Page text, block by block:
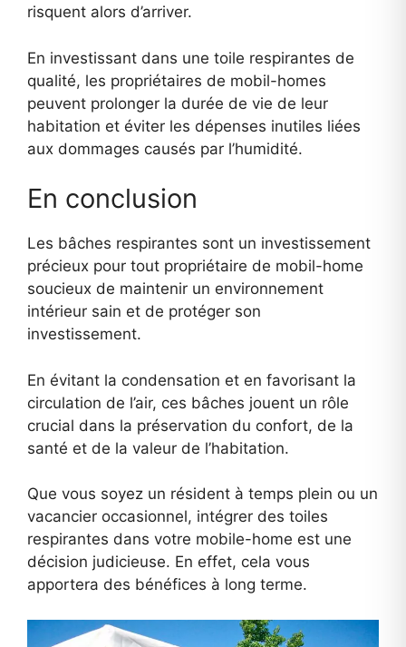
risquent alors d’arriver.
En investissant dans une toile respirantes de
qualité, les propriétaires de mobil-homes
peuvent prolonger la durée de vie de leur
habitation et éviter les dépenses inutiles liées
aux dommages causés par l’humidité.
En conclusion
Les bâches respirantes sont un investissement
précieux pour tout propriétaire de mobil-home
soucieux de maintenir un environnement
intérieur sain et de protéger son
investissement.
En évitant la condensation et en favorisant la
circulation de l’air, ces bâches jouent un rôle
crucial dans la préservation du confort, de la
santé et de la valeur de l’habitation.
Que vous soyez un résident à temps plein ou un
vacancier occasionnel, intégrer des toiles
respirantes dans votre mobile-home est une
décision judicieuse. En effet, cela vous
apportera des bénéfices à long terme.